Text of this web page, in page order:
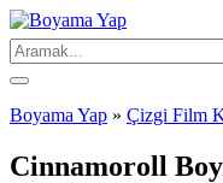
Boyama Yap » Çizgi Film
Cinnamoroll